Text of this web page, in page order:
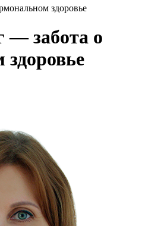
здоровье
— забота о